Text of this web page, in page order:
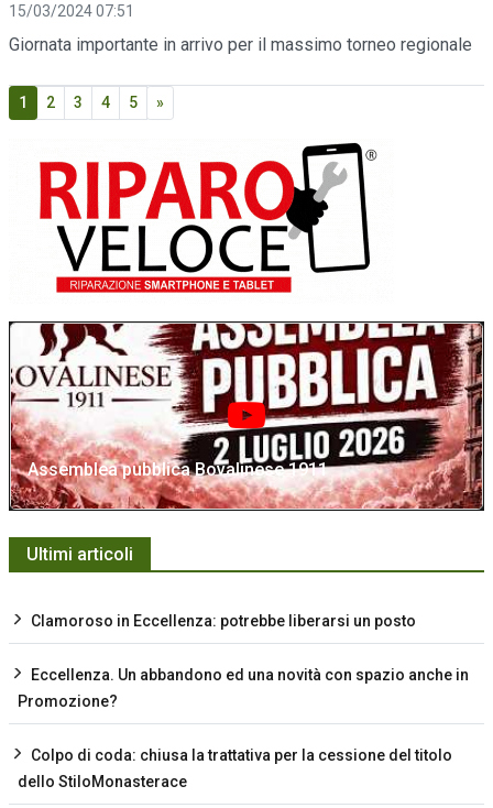
15/03/2024 07:51
Giornata importante in arrivo per il massimo torneo regionale
1 2 3 4 5 »
Assemblea pubblica Bovalinese 1911
Ultimi articoli
Clamoroso in Eccellenza: potrebbe liberarsi un posto
Eccellenza. Un abbandono ed una novità con spazio anche in
Promozione?
Colpo di coda: chiusa la trattativa per la cessione del titolo
dello StiloMonasterace